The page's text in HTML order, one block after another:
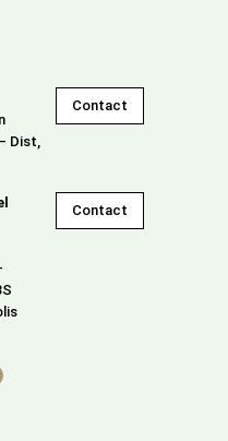
Dist,
Contact
Contact